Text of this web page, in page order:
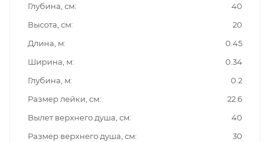
Глубина, см
40
Высота, см
20
Длина, м
0.45
Ширина, м
0.34
Глубина, м
0.2
Размер лейки, см
22.6
Вылет верхнего душа, см
40
Размер верхнего душа, см
30